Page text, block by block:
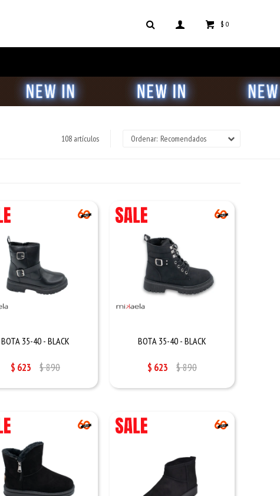
$ 0
108 artículos Recomendados
BOTA 35-40 - BLACK
$ 623 $890
BOTA 35-40 - BLACK
$ 623 $890